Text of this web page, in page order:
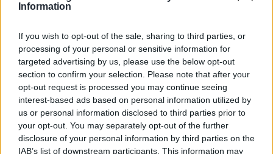
Information
If you wish to opt-out of the sale, sharing to third parties, or
processing of your personal or sensitive information for
targeted advertising by us, please use the below opt-out
section to confirm your selection. Please note that after your
opt-out request is processed you may continue seeing
interest-based ads based on personal information utilized by
us or personal information disclosed to third parties prior to
your opt-out. You may separately opt-out of the further
disclosure of your personal information by third parties on the
IAB’s list of downstream participants. This information may